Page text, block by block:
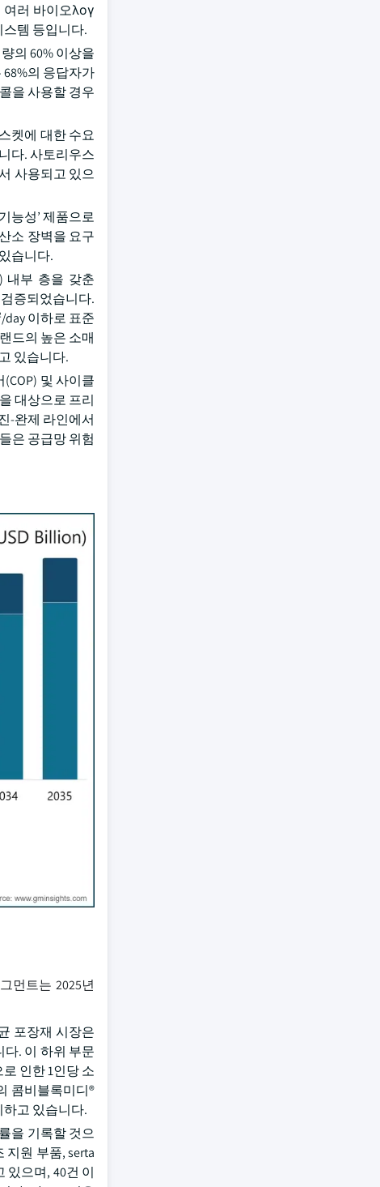
여러 바이오λογ
템 등입니다.
의 60% 이상을
의 응답자가
을 사용할 경우
켓에 대한 수요
다. 사토리우스
사용되고 있으
능성’ 제품으로
소 장벽을 요구
습니다.
내부 층을 갖춘
증되었습니다.
day 이하로 표준
드의 높은 소매
있습니다.
및 사이클
대상으로 프리
-완제 라인에서
은 공급망 위험
먼트는 2025년
포장재 시장은
다. 이 하위 부문
인한 1인당 소
콤비블록미디®
고 있습니다.
을 기록할 것으
지원 부품, serta
있으며, 40건 이